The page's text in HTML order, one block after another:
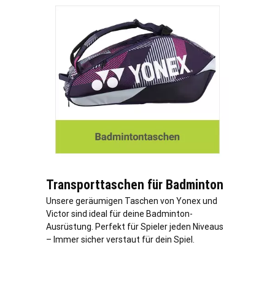
Transporttaschen für Badminton
Unsere geräumigen Taschen von Yonex und
Victor sind ideal für deine Badminton-
Ausrüstung. Perfekt für Spieler jeden Niveaus
– Immer sicher verstaut für dein Spiel.